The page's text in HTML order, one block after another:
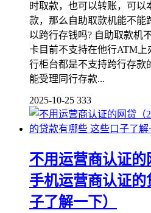
时取款，也可以转账，可以
款，那么自助取款机能不能
以跨行存钱吗? 自助取款机
卡目前不支持在他行ATM
行柜台都是不支持跨行存款
能受理同行存款...
2025-10-25 333
不用运营商认证的
手机运营商认证的
子了解一下）